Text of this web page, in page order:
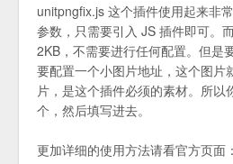
unitpngfix.js 这个插件使用起来非
参数，只需要引入 JS 插件即可。
2KB，不需要进行任何配置。但是
要配置一个小图片地址，这个图片
片，是这个插件必须的素材。所
个，然后填写进去。
更加详细的使用方法请看官方页面：